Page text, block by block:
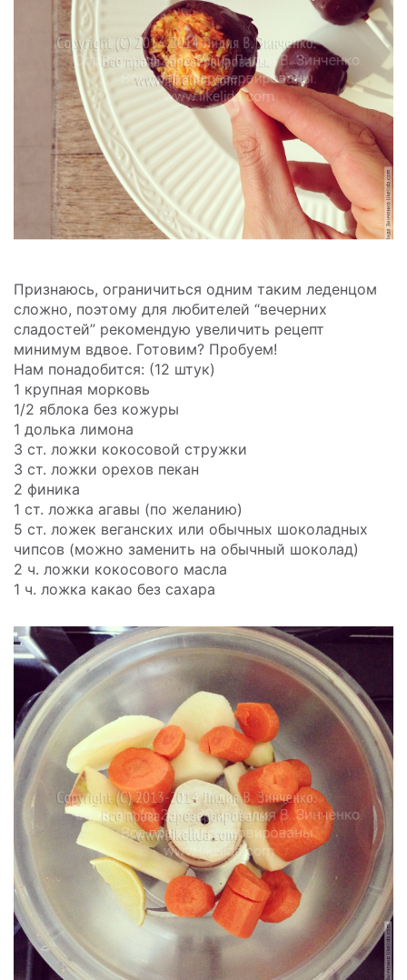
Признаюсь, ограничиться одним таким леденцом
сложно, поэтому для любителей “вечерних
сладостей” рекомендую увеличить рецепт
минимум вдвое. Готовим? Пробуем!
Нам понадобится: (12 штук)
1 крупная морковь
1/2 яблока без кожуры
1 долька лимона
3 ст. ложки кокосовой стружки
3 ст. ложки орехов пекан
2 финика
1 ст. ложка агавы (по желанию)
5 ст. ложек веганских или обычных шоколадных
чипсов (можно заменить на обычный шоколад)
2 ч. ложки кокосового масла
1 ч. ложка какао без сахара